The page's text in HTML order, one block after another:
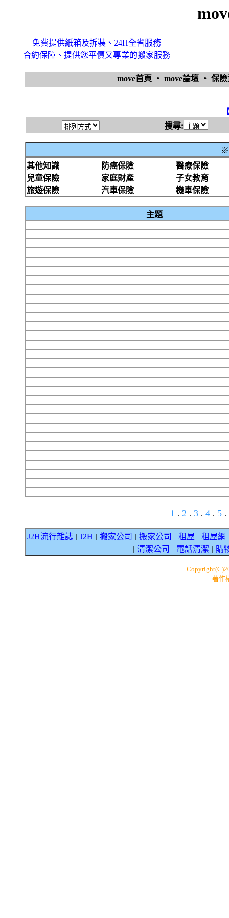
免費提供紙箱及拆裝、24H全省服務
合約保障、提供您平價又專業的搬家服務
move首頁 ‧ move論壇 ‧ 保
搜尋:
※
其他知識
防癌保險
醫療保險
兒童保險
家庭財產
子女教育
旅遊保險
汽車保險 機車保險
主題
1 . 2 . 3 . 4 . 5 .
J2H流行雜誌 J2H 搬家公司 搬家公司 租屋 租屋網
清潔公司 電話清潔 購
著作